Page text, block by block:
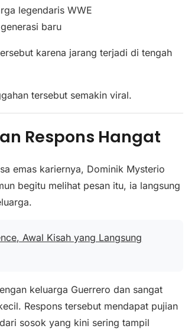
legendaris WWE
baru
karena jarang terjadi di tengah
tersebut semakin viral.
Respons Hangat
emas kariernya, Dominik Mysterio
begitu melihat pesan itu, ia langsung
Awal Kisah yang Langsung
keluarga Guerrero dan sangat
Respons tersebut mendapat pujian
sosok yang kini sering tampil